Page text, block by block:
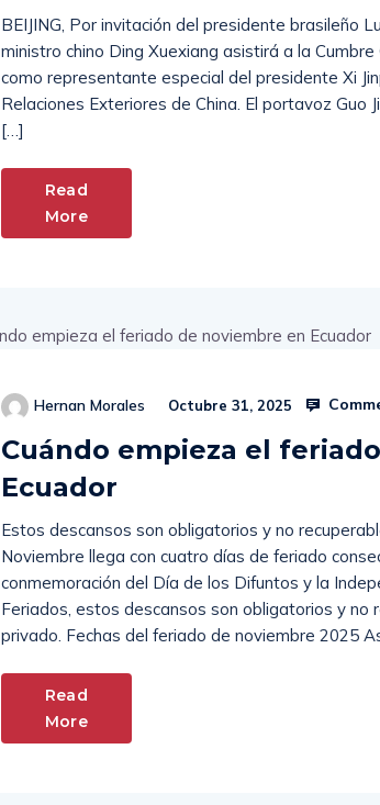
BEIJING, Por invitación del presidente brasileño
ministro chino Ding Xuexiang asistirá a la
como representante especial del presidente Xi
Relaciones Exteriores de China. El portavoz Guo
[…]
Read
More
Hernan Morales Octubre 31, 2025
Cuándo empieza el
Ecuador
Estos descansos son obligatorios y no
Noviembre llega con cuatro días de feriado
conmemoración del Día de los Difuntos y la
Feriados, estos descansos son obligatorios y no
privado. Fechas del feriado de noviembre 2025
Read
More